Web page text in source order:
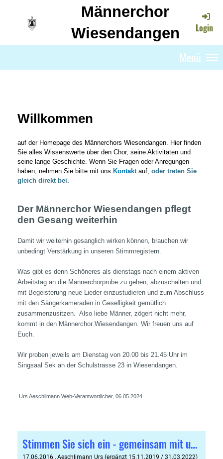
Männerchor
Wiesendangen
Login
Menü
Willkommen
auf der Homepage des Männerchors Wiesendangen. Hier finden
Sie alles Wissenswerte über den Chor, seine Aktivitäten und
seine lange Geschichte. Wenn Sie Fragen oder Anregungen
haben, nehmen Sie bitte mit uns Kontakt auf, oder treten Sie
gleich direkt bei.
Der Männerchor Wiesendangen pflegt
den Gesang weiterhin
Damit wir weiterhin gesanglich wirken können, brauchen wir
unbedingt Verstärkung in unseren Stimmregistern.
Was gibt es denn Schöneres als dienstags nach einem aktiven
Arbeitstag an die Männerchorprobe zu gehen, abzuschalten und
mit Begeisterung neue Lieder einzustudieren und zum Abschluss
mit den Sängerkameraden in Geselligkeit gemütlich
zusammenzusitzen. Also liebe Männer, zögert nicht mehr,
kommt in den Männerchor Wiesendangen. Wir freuen uns auf
Euch.
Wir proben jeweils am Dienstag von 20.00 bis 21.45 Uhr im
Singsaal Sek an der Schulstrasse 23 in Wiesendangen.
Urs Aeschlimann Web-Verantwortlicher, 06.05.2024
Stimmen Sie sich ein - gemeinsam mit uns ...
17.06.2016 , Aeschlimann Urs (ergänzt 15.11.2019 / 31.03.2022)